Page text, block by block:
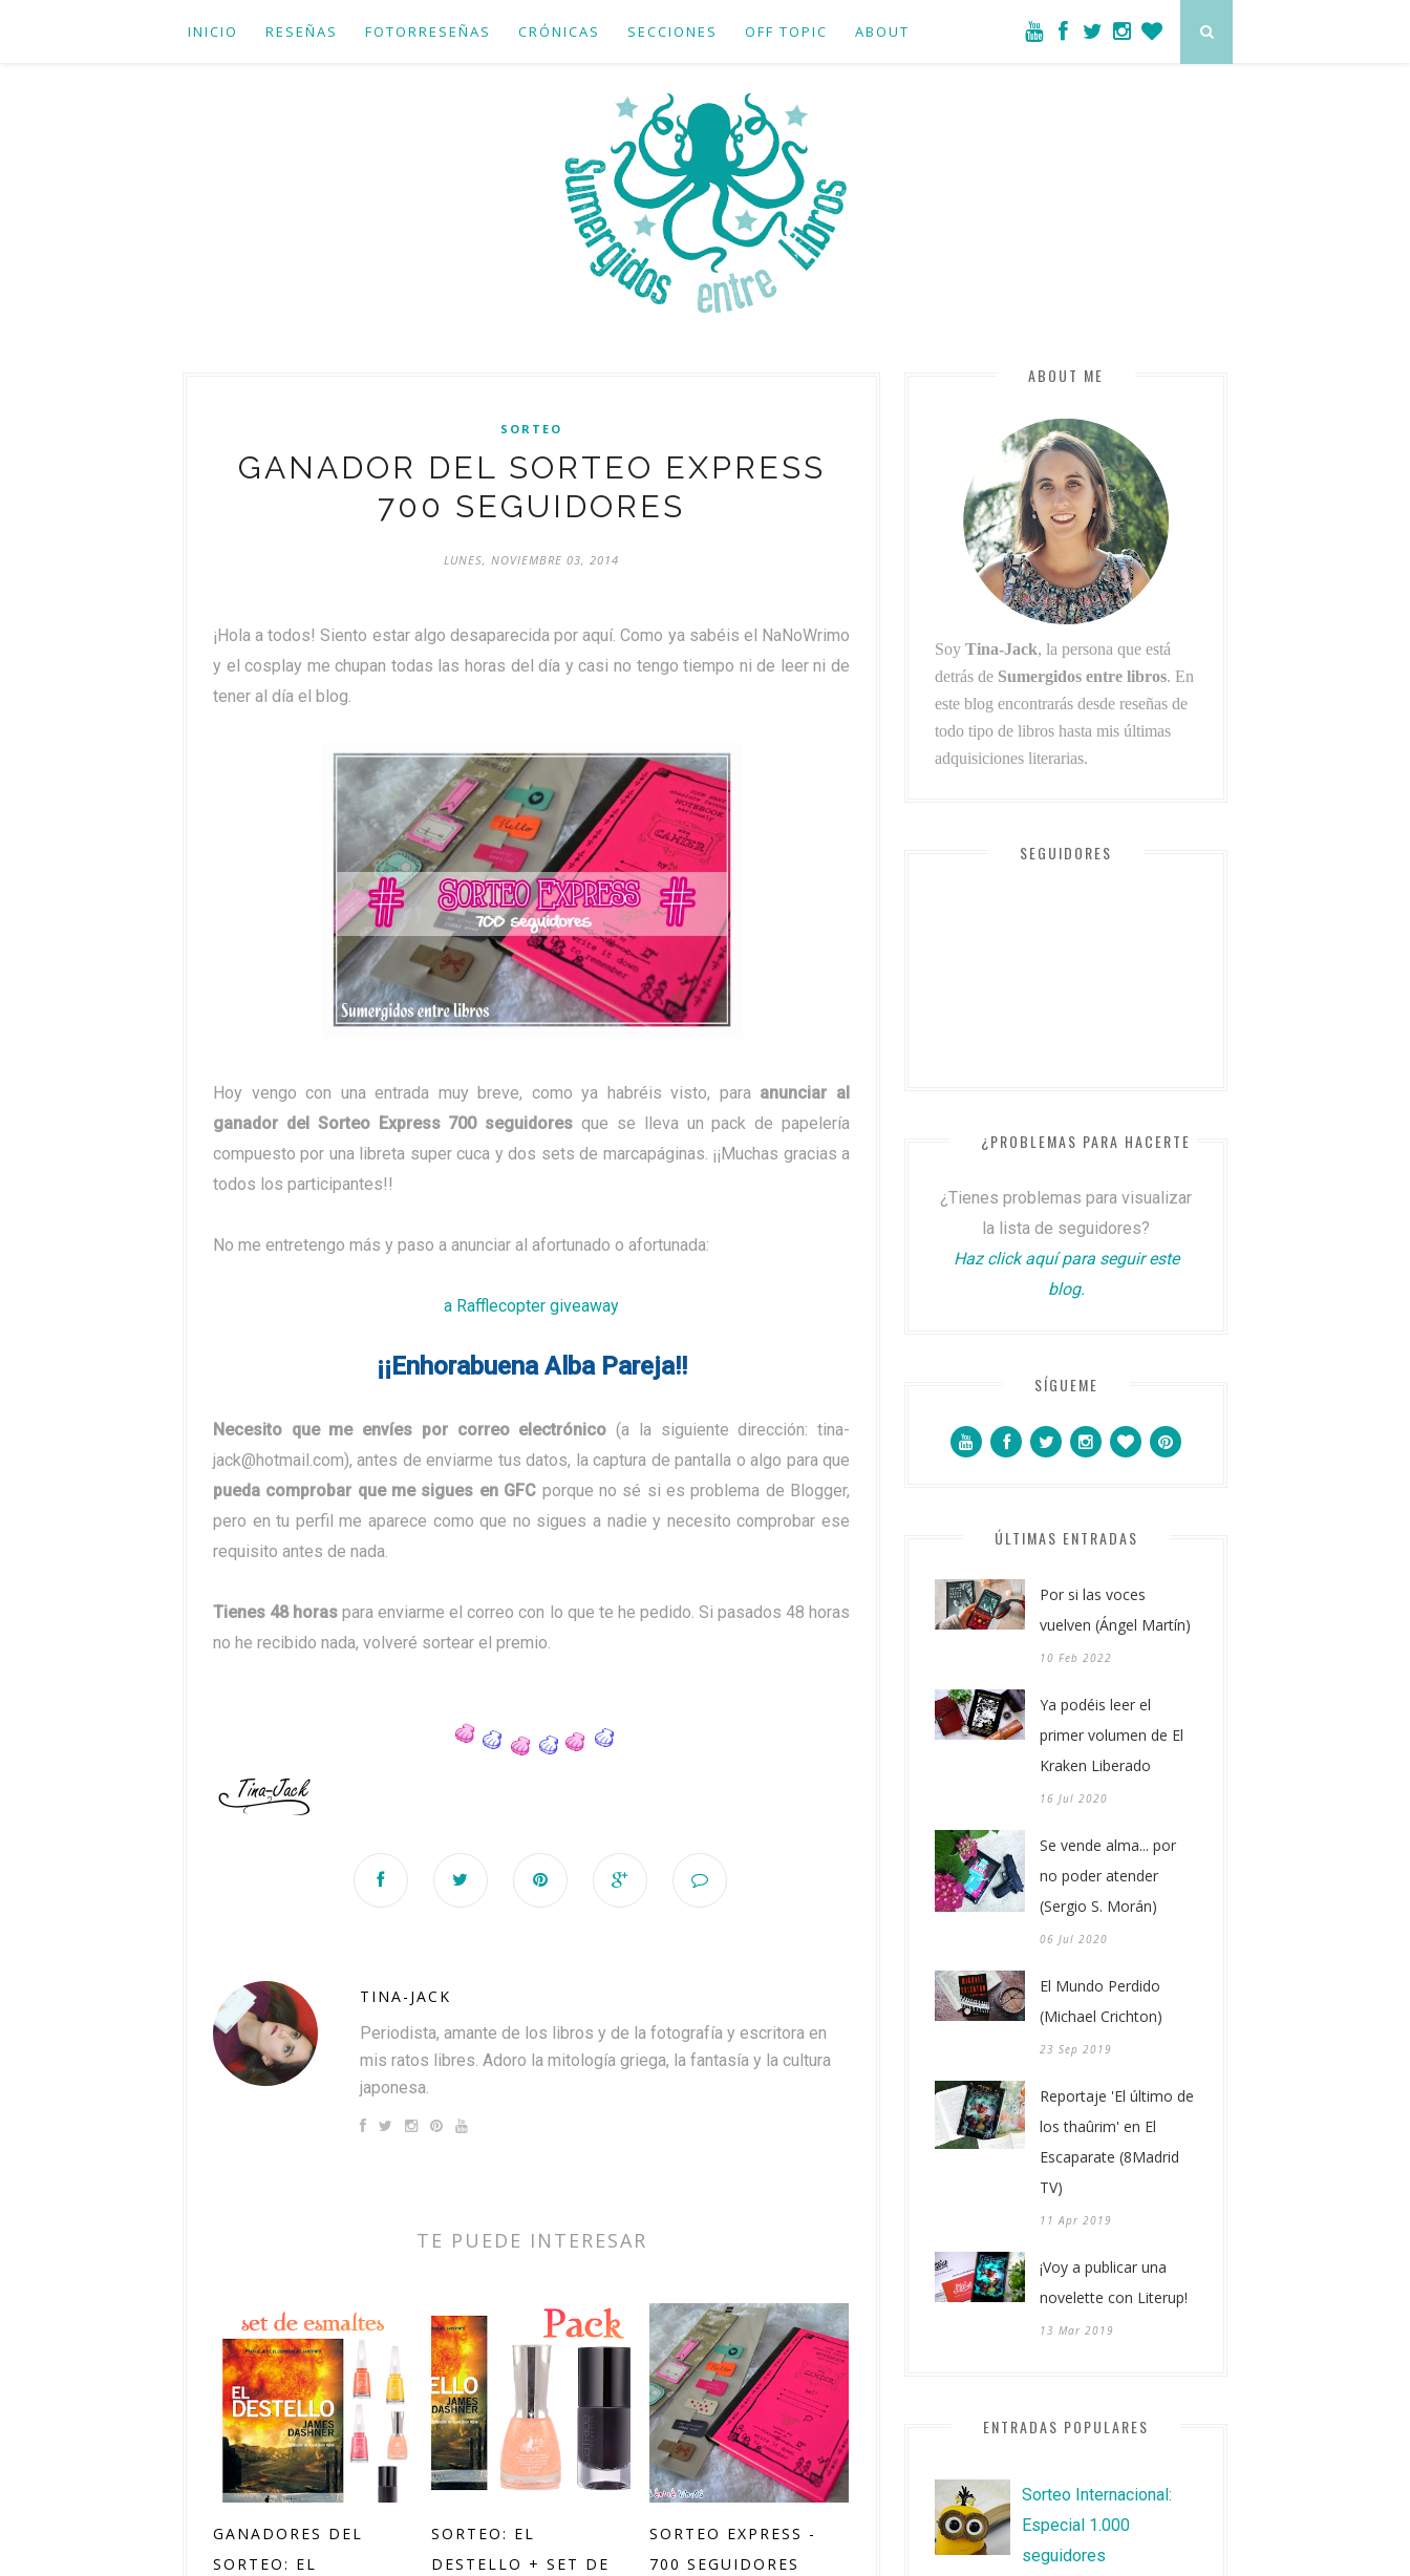
INICIO RESEÑAS FOTORRESEÑAS CRÓNICAS SECCIONES OFF TOPIC ABOUT
SORTEO
GANADOR DEL SORTEO EXPRESS
700 SEGUIDORES
LUNES, NOVIEMBRE 03, 2014
¡Hola a todos! Siento estar algo desaparecida por aquí. Como ya sabéis el NaNoWrimo
y el cosplay me chupan todas las horas del día y casi no tengo tiempo ni de leer ni de
tener al día el blog.
Hoy vengo con una entrada muy breve, como ya habréis visto, paraanunciar al
ganador del Sorteo Express 700 seguidores que se lleva un pack de papelería
compuesto por una libreta super cuca y dos sets de marcapáginas. ¡¡Muchas gracias a
todos los participantes!!
No me entretengo más y paso a anunciar al afortunado o afortunada:
a Rafflecopter giveaway
¡¡Enhorabuena Alba Pareja!!
Necesito que me envíes por correo electrónico (a la siguiente dirección: tina-
jack@hotmail.com), antes de enviarme tus datos, la captura de pantalla o algo para que
pueda comprobar que me sigues en GFC porque no sé si es problema de Blogger,
pero en tu perfil me aparece como que no sigues a nadie y necesito comprobar ese
requisito antes de nada.
Tienes 48 horas para enviarme el correo con lo que te he pedido. Si pasados 48 horas
no he recibido nada, volveré sortear el premio.
TINA-JACK
Periodista, amante de los libros y de la fotografía y escritora en
mis ratos libres. Adoro la mitología griega, la fantasía y la cultura
japonesa.
TE PUEDE INTERESAR
GANADORES DEL
SORTEO: EL
SORTEO: EL
DESTELLO + SET DE
SORTEO EXPRESS -
700 SEGUIDORES
ABOUT ME
Soy Tina-Jack, la persona que está
detrás de Sumergidos entre libros. En
este blog encontrarás desde reseñas de
todo tipo de libros hasta mis últimas
adquisiciones literarias.
SEGUIDORES
¿PROBLEMAS PARA HACERTE SEGUIDOR?
¿Tienes problemas para visualizar
la lista de seguidores?
Haz click aquí para seguir este
blog.
SÍGUEME
ÚLTIMAS ENTRADAS
Por si las voces
vuelven (Ángel Martín)
10 Feb 2022
Ya podéis leer el
primer volumen de El
Kraken Liberado
16 Jul 2020
Se vende alma... por
no poder atender
(Sergio S. Morán)
06 Jul 2020
El Mundo Perdido
(Michael Crichton)
23 Sep 2019
Reportaje 'El último de
los thaûrim' en El
Escaparate (8Madrid
TV)
11 Apr 2019
¡Voy a publicar una
novelette con Literup!
13 Mar 2019
ENTRADAS POPULARES
Sorteo Internacional:
Especial 1.000
seguidores